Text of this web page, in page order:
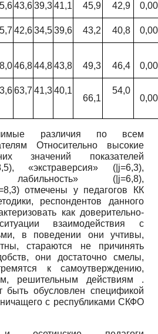
43,639,341,1 45,9 42,9
42,634,539,6 43,2 40,8
46,844,843,8 49,3 46,4
63,7 41,340,1
66,1
54,0
различия по всем
Относительно высокие
значений показателей
«экстравер­сия» (|j=6,3),
лабильность» (|j=6,8),
отмечены у педагогов КК
респондентов данного
как доверительно-
взаимодействия с
в поведении они учтивы,
стараются не причинять
они достаточно смелы,
к самоутверждению,
решительным действиям .
обусловлен спецификой
с республиками СКФО